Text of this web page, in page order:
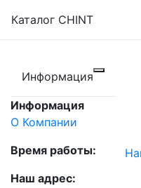
Каталог CHINT
Информация
Информация
О Компании
Время работы:
Наш адрес: